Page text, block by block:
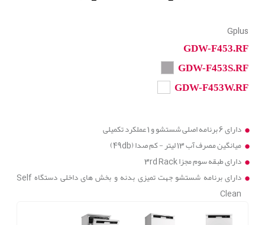
Gplus
GDW-F453.RF
GDW-F453S.RF
GDW-F453W.RF
دارای 6 برنامه اصلی شستشو و 1 عملکرد تکمیلی
میانگین مصرف آب 13 لیتر - کم صدا (49db)
دارای طبقه سوم مجزا 3rd Rack
دارای برنامه شستشو جهت تمیزی بدنه و بخش های داخلی دستگاه Self
Clean